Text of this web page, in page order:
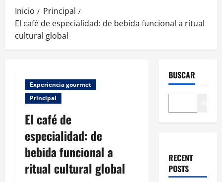
Inicio
Principal
El café de especialidad: de bebida funcional a ritual
cultural global
Experiencia gourmet
Principal
El café de
especialidad: de
bebida funcional a
ritual cultural global
BUSCAR
RECENT
POSTS